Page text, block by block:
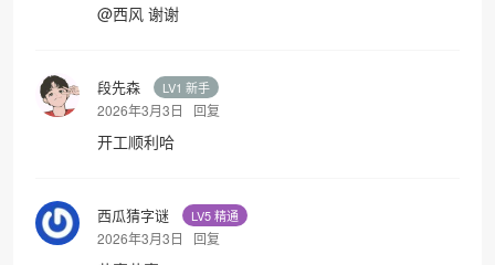
@西风 谢谢
段先森 LV1 新手
2026年3月3日 回复
开工顺利哈
西瓜猜字谜 LV5 精通
2026年3月3日 回复